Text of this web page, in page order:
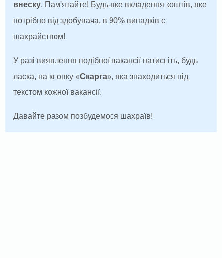
внеску. Пам'ятайте! Будь-яке вкладення коштів, яке
потрібно від здобувача, в 90% випадків є
шахрайством!
У разі виявлення подібної вакансії натисніть, будь
ласка, на кнопку «Скарга», яка знаходиться під
текстом кожної вакансії.
Давайте разом позбудемося шахраїв!